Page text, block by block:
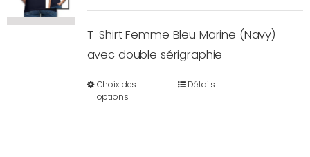
choisies
sur
du
T-Shirt Femme Bleu Marine (Navy)
avec double sérigraphie
Choix des
options
CeDétails